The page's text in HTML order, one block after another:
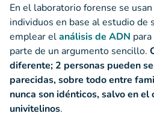
En el laboratorio forense se
individuos en base al estudio de
emplear elanálisis de ADN
parte de un argumento sencillo.
diferente; 2 personas pueden
parecidas, sobre todo entre
nunca son idénticos, salvo en
univitelinos.